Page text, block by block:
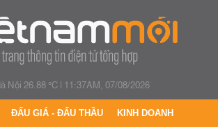
Nội 26.88 °C| 11:37AM, 07/08/2026
ĐẤU GIÁ - ĐẤU THẦU KINH DOANH